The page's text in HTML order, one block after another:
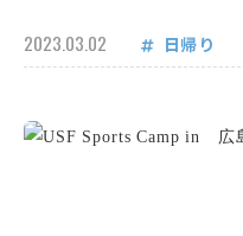
2023.03.02 日帰り